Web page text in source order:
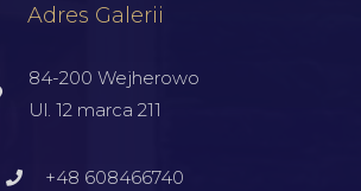
Adres Galerii
84-200 Wejherowo
Ul. 12 marca 211
+48 608466740